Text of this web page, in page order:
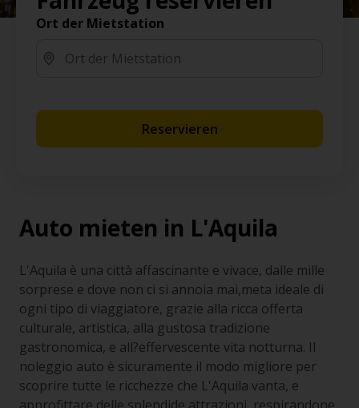
Ort der Mietstation
Reservieren
Auto mieten in L'Aquila
L'Aquila è una città affascinante e vivace, dalle mille
sorprese e dove non ci si annoia mai,meta ideale di
ogni tipo di viaggiatore, grazie alla ricca offerta
culturale, artistica, alla gustosa tradizione
gastronomica, e all?effervescente vita notturna. Il
noleggio auto è sicuramente il modo migliore per
scoprire tutte le ricchezze che L'Aquila vanta, e